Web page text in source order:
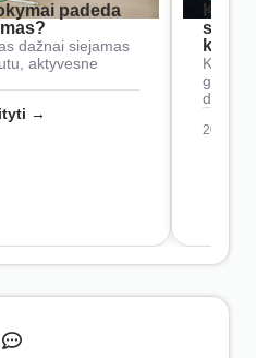
padeda
dažnai siejamas
aktyvesne
→
Kaip
2026-